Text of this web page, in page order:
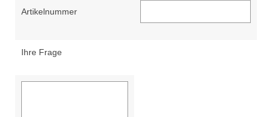
Artikelnummer
Ihre Frage